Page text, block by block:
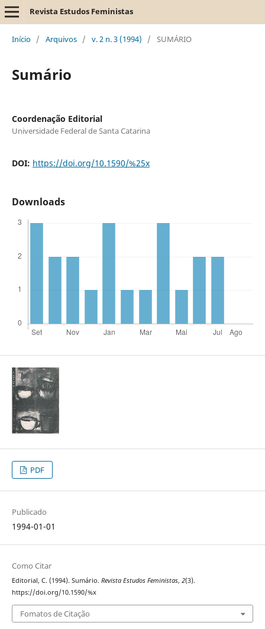
Revista Estudos Feministas
Início / Arquivos / v. 2 n. 3 (1994) / SUMÁRIO
Sumário
Coordenação Editorial
Universidade Federal de Santa Catarina
DOI: https://doi.org/10.1590/%25x
Downloads
PDF
Publicado
1994-01-01
Como Citar
Editorial, C. (1994). Sumário. Revista Estudos Feministas, 2(3).
https://doi.org/10.1590/%x
Fomatos de Citação